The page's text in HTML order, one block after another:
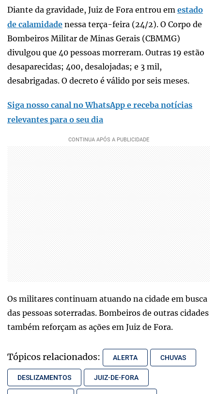
Diante da gravidade, Juiz de Fora entrou em estado
de calamidade nessa terça-feira (24/2). O Corpo de
Bombeiros Militar de Minas Gerais (CBMMG)
divulgou que 40 pessoas morreram. Outras 19 estão
desaparecidas; 400, desalojadas; e 3 mil,
desabrigadas. O decreto é válido por seis meses.
Siga nosso canal no WhatsApp e receba notícias
relevantes para o seu dia
Os militares continuam atuando na cidade em busca
das pessoas soterradas. Bombeiros de outras cidades
também reforçam as ações em Juiz de Fora.
Tópicos relacionados: ALERTA CHUVAS
DESLIZAMENTOS JUIZ-DE-FORA